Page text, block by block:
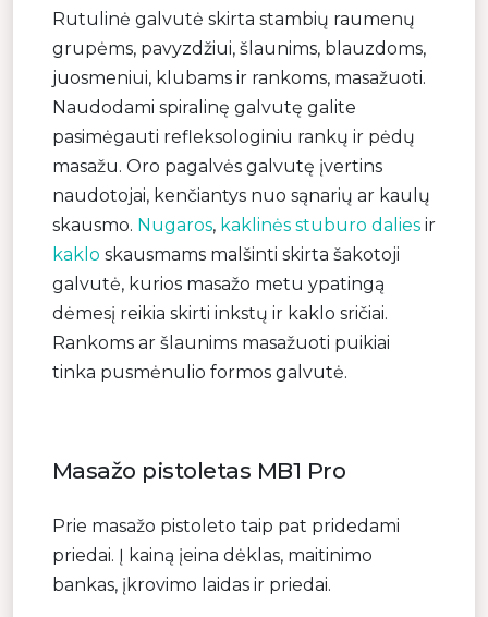
Rutulinė galvutė skirta stambių raumenų
grupėms, pavyzdžiui, šlaunims, blauzdoms,
juosmeniui, klubams ir rankoms, masažuoti.
Naudodami spiralinę galvutę galite
pasimėgauti refleksologiniu rankų ir pėdų
masažu. Oro pagalvės galvutę įvertins
naudotojai, kenčiantys nuo sąnarių ar kaulų
skausmo. Nugaros, kaklinės stuburo dalies ir
kaklo skausmams malšinti skirta šakotoji
galvutė, kurios masažo metu ypatingą
dėmesį reikia skirti inkstų ir kaklo sričiai.
Rankoms ar šlaunims masažuoti puikiai
tinka pusmėnulio formos galvutė.
Masažo pistoletas MB1 Pro
Prie masažo pistoleto taip pat pridedami
priedai. Į kainą įeina dėklas, maitinimo
bankas, įkrovimo laidas ir priedai.